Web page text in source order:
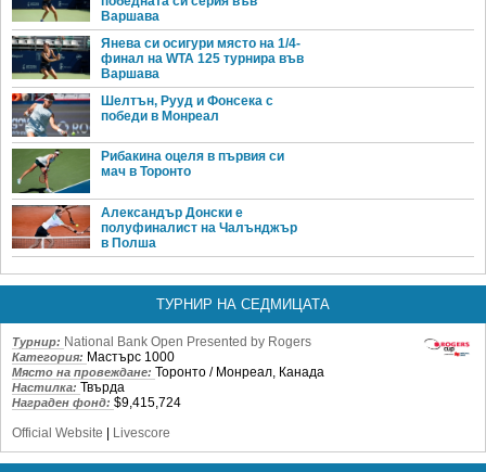
Варшава
Янева си осигури място на 1/4-
финал на WTA 125 турнира във
Варшава
Шелтън, Рууд и Фонсека с
победи в Монреал
Рибакина оцеля в първия си
мач в Торонто
Александър Донски е
полуфиналист на Чалънджър
в Полша
ТУРНИР НА СЕДМИЦАТА
Турнир: National Bank Open Presented by Rogers
Категория: Мастърс 1000
Място на провеждане: Торонто / Монреал, Канада
Настилка: Твърда
Награден фонд: $9,415,724
Official Website | Livescore